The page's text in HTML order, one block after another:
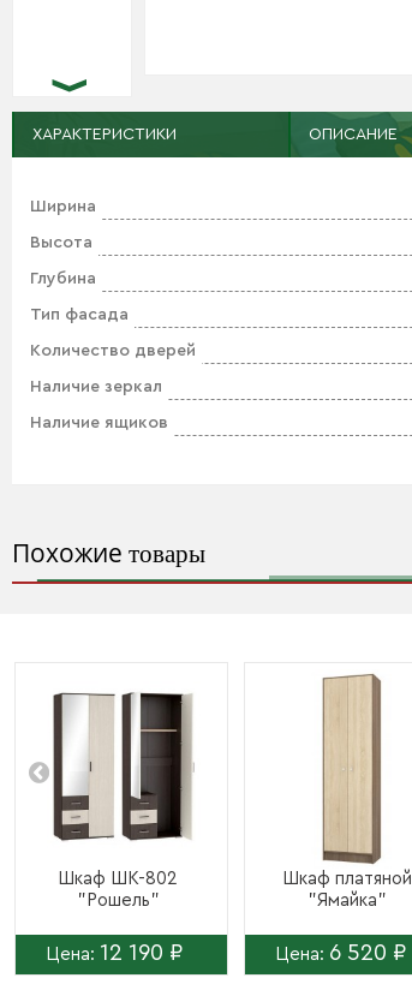
ХАРАКТЕРИСТИКИ ОПИСАНИЕ
Ширина
Высота
Глубина
Тип фасада
Количество дверей
Наличие зеркал
Наличие ящиков
Похожие товары
Шкаф ШК-802
"Рошель"
Цена: 12 190 ₽
Шкаф платяной
"Ямайка"
Цена: 6 520 ₽